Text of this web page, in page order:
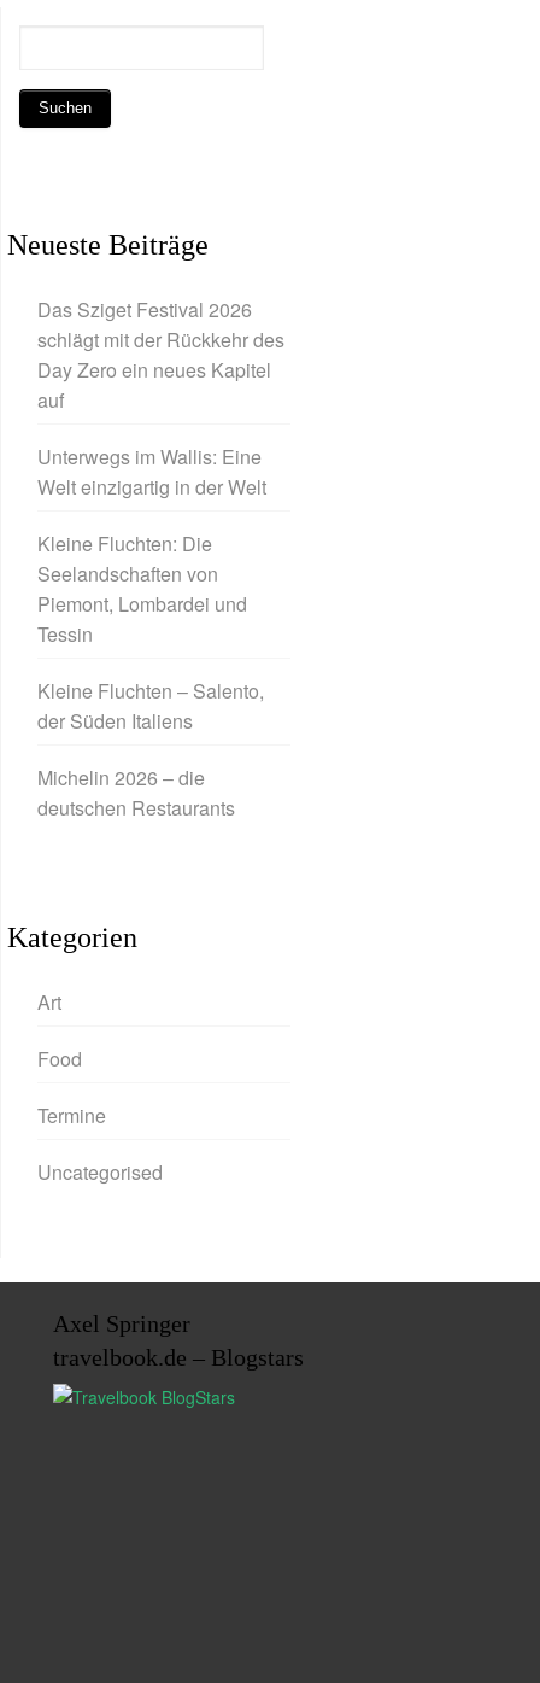
Neueste Beiträge
Das Sziget Festival 2026
schlägt mit der Rückkehr des
Day Zero ein neues Kapitel
auf
Unterwegs im Wallis: Eine
Welt einzigartig in der Welt
Kleine Fluchten: Die
Seelandschaften von
Piemont, Lombardei und
Tessin
Kleine Fluchten – Salento,
der Süden Italiens
Michelin 2026 – die
deutschen Restaurants
Kategorien
Art
Food
Termine
Uncategorised
Axel Springer
travelbook.de – Blogstars